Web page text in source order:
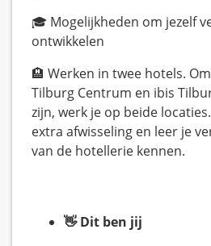
🎓 Mogelijkheden om jezelf
ontwikkelen
🏨 Werken in twee hotels.
Tilburg Centrum en ibis
zijn, werk je op beide
extra afwisseling en leer je
van de hotellerie kennen.
👋 Dit ben jij